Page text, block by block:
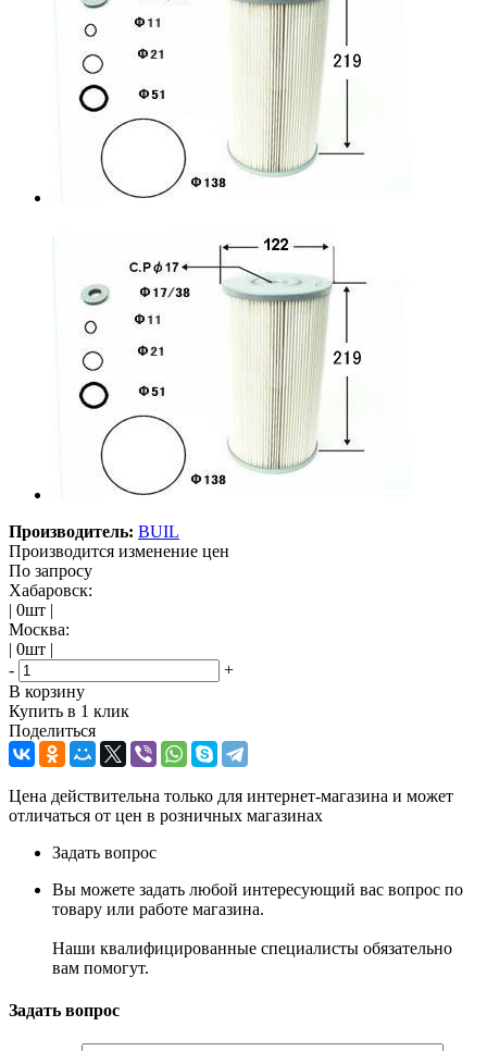
Производитель: BUIL
Производится изменение цен
По запросу
Хабаровск:
| 0шт |
Москва:
| 0шт |
-
+
В корзину
Купить в 1 клик
Поделиться
Цена действительна только для интернет-магазина и может
отличаться от цен в розничных магазинах
Задать вопрос
Вы можете задать любой интересующий вас вопрос по
товару или работе магазина.
Наши квалифицированные специалисты обязательно
вам помогут.
Задать вопрос